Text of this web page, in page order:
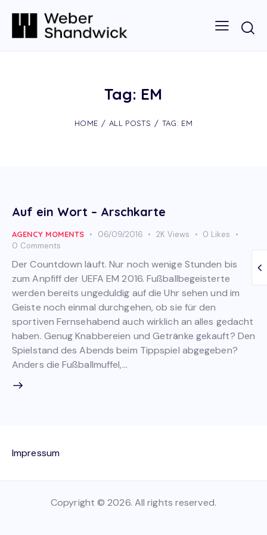
Tag: EM
HOME ALL POSTS TAG: EM
Auf ein Wort – Arschkarte
AGENCY MOMENTS 06/09/2016 2K Views 0 Likes
0 Comments
Der Countdown läuft. Nur noch wenige Stunden bis
zum Anpfiff der UEFA EM 2016. Fußballbegeisterte
werden bereits ungeduldig auf die Uhr sehen und im
Geiste noch einmal durchgehen, ob sie für den
sportiven Fernsehabend auch wirklich an alles gedacht
haben. Genug Knabbereien und Getränke gekauft? Den
Spielstand des Abends beim Tippspiel abgegeben?
Anders die Fußballmuffel,…
Impressum
Copyright © 2026. All rights reserved.